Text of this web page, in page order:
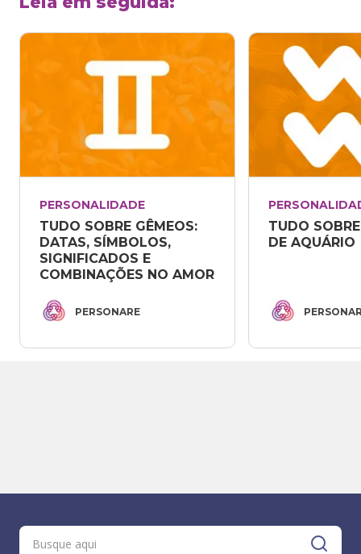
PERSONALIDADE
TUDO SOBRE GÊMEOS:
DATAS, SÍMBOLOS,
SIGNIFICADOS E
COMBINAÇÕES NO AMOR
PERSONARE
TUDO
DE AQUÁRIO